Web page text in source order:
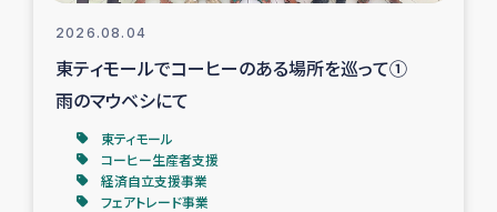
ガザ人道支援
令和6年能登半島地震 緊急支援
国内避難民への物資配付および教育支援
2026.08.04
東ティモールでコーヒーのある場所を巡って①
雨のマウベシにて
東ティモール
コーヒー生産者支援
経済自立支援事業
フェアトレード事業